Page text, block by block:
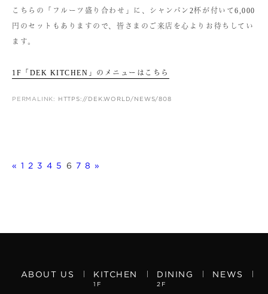
こちらの「フルーツ盛り合わせ」に、シャンパン2杯が付いて6,000
円のセットもありますので、皆さまのご来店を心よりお待ちしてい
ます。
1F「DEK KITCHEN」のメニューはこちら
PERMALINK: HTTPS://DEK.WORLD/NEWS/808
« 1 2 3 4 5 6 7 8 »
ABOUT US KITCHEN
1F
DINING
2F
NEWS